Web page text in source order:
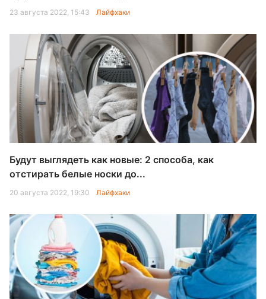
23 августа 2022, 15:43 Лайфхаки
Будут выглядеть как новые: 2 способа, как
отстирать белые носки до...
20 августа 2022, 19:30 Лайфхаки